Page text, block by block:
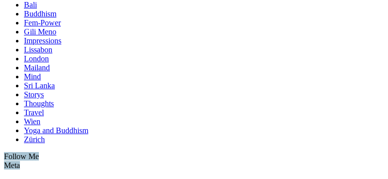
Bali
Buddhism
Fem-Power
Gili Meno
Impressions
Lissabon
London
Mailand
Mind
Sri Lanka
Storys
Thoughts
Travel
Wien
Yoga and Buddhism
Zürich
Follow Me
Meta